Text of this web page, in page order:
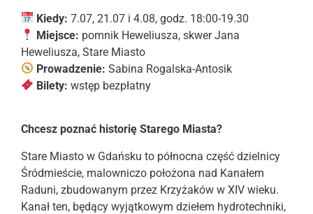
Kiedy: 7.07, 21.07 i 4.08, godz. 18:00-19.30
Miejsce: pomnik Heweliusza, skwer Jana
Heweliusza, Stare Miasto
Prowadzenie: Sabina Rogalska-Antosik
Bilety: wstęp bezpłatny
Chcesz poznać historię Starego Miasta?
Stare Miasto w Gdańsku to północna część dzielnicy
Śródmieście, malowniczo położona nad Kanałem
Raduni, zbudowanym przez Krzyżaków w XIV wieku.
Kanał ten, będący wyjątkowym dziełem hydrotechniki,